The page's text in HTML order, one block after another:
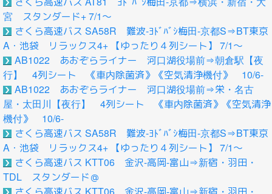
宮 スタンダード+ 7/1～
さくら高速バス SA58R 難波-ﾖﾄﾞﾊﾞｼ梅田-京都S⇒BT東京
A・池袋 リラックス4+ 【ゆったり４列シート】 7/1～
AB1022 あおぞらライナー 河口湖役場前⇒朝倉駅【夜
行】 4列シート 《車内除菌済》《空気清浄機付》 10/6-
AB1022 あおぞらライナー 河口湖役場前⇒栄・名古
屋・太田川【夜行】 4列シート 《車内除菌済》《空気清浄
機付》 10/6-
さくら高速バス SA58R 難波-ﾖﾄﾞﾊﾞｼ梅田-京都S⇒BT東京
A・池袋 リラックス4+ 【ゆったり４列シート】 7/1～
さくら高速バス KTT06 金沢-高岡-富山⇒新宿・羽田・
TDL スタンダード＠
さくら高速バス KTT06 金沢-高岡-富山⇒新宿・羽田・